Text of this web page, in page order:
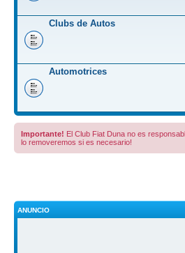
Clubs de Autos
Automotrices
Importante! El Club Fiat Duna no es
lo removeremos si es necesario!
ANUNCIO